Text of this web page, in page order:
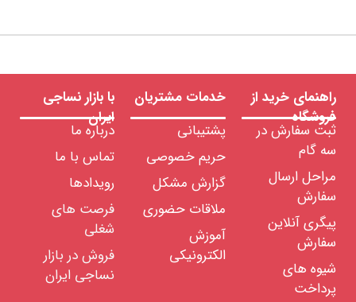
راهنمای خرید از
فروشگاه
ثبت سفارش در
سه گام
مراحل ارسال
سفارش
پیگری آنلاین
سفارش
شیوه های
پرداخت
خدمات مشتریان
پشتیبانی
حریم خصوصی
گزارش مشکل
ملاقات حضوری
آموزش
الکترونیکی
با بازار نساجی
ایران
درباره ما
تماس با ما
رویدادها
فرصت های
شغلی
فروش در بازار
نساجی ایران